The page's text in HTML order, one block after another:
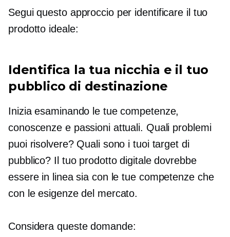
Segui questo approccio per identificare il tuo
prodotto ideale:
Identifica la tua nicchia e il tuo
pubblico di destinazione
Inizia esaminando le tue competenze,
conoscenze e passioni attuali. Quali problemi
puoi risolvere? Quali sono i tuoi target di
pubblico? Il tuo prodotto digitale dovrebbe
essere in linea sia con le tue competenze che
con le esigenze del mercato.
Considera queste domande: